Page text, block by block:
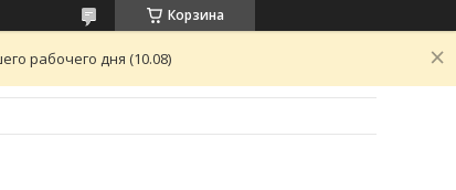
Корзина
рабочего дня (10.08)